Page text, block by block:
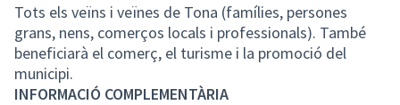
Tots els veïns i veïnes de Tona (famílies, persones
grans, nens, comerços locals i professionals). També
beneficiarà el comerç, el turisme i la promoció del
municipi.
INFORMACIÓ COMPLEMENTÀRIA